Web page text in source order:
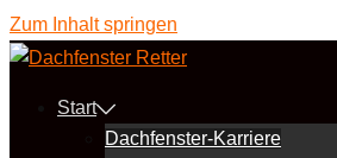
Zum Inhalt springen
Start
Dachfenster-Karriere